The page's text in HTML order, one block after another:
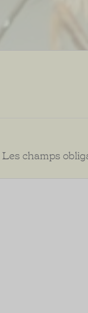
Les champs